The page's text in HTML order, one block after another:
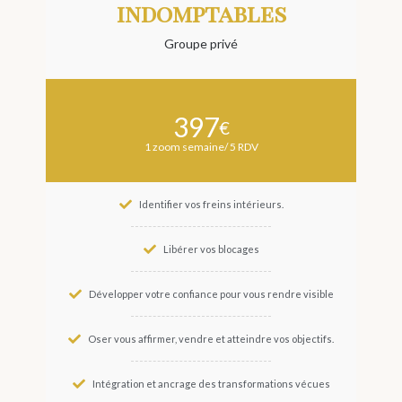
indomptables
Groupe privé
397€
1 zoom semaine/ 5 RDV
Identifier vos freins intérieurs.
Libérer vos blocages
Développer votre confiance pour vous rendre visible
Oser vous affirmer, vendre et atteindre vos objectifs.
Intégration et ancrage des transformations vécues